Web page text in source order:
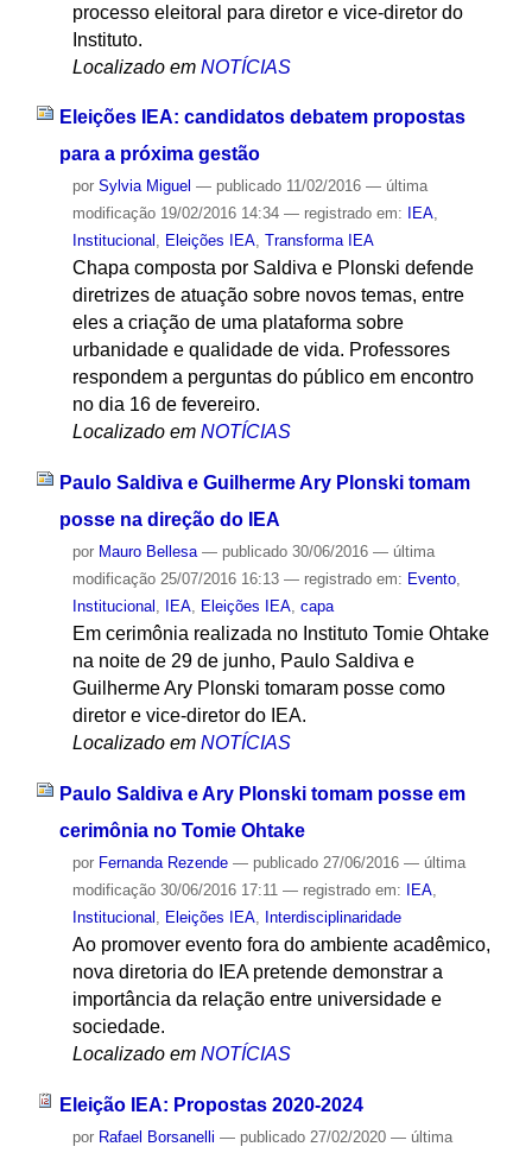
processo eleitoral para diretor e vice-diretor do
Instituto.
Localizado em NOTÍCIAS
Eleições IEA: candidatos debatem propostas
para a próxima gestão
por Sylvia Miguel — publicado11/02/2016 — última
modificação19/02/2016 14:34 — registrado em: IEA,
Institucional , Eleições IEA, Transforma IEA
Chapa composta por Saldiva e Plonski defende
diretrizes de atuação sobre novos temas, entre
eles a criação de uma plataforma sobre
urbanidade e qualidade de vida. Professores
respondem a perguntas do público em encontro
no dia 16 de fevereiro.
Localizado em NOTÍCIAS
Paulo Saldiva e Guilherme Ary Plonski tomam
posse na direção do IEA
por Mauro Bellesa — publicado30/06/2016 — última
modificação25/07/2016 16:13 — registrado em: Evento,
Institucional , IEA, Eleições IEA, capa
Em cerimônia realizada no Instituto Tomie Ohtake
na noite de 29 de junho, Paulo Saldiva e
Guilherme Ary Plonski tomaram posse como
diretor e vice-diretor do IEA.
Localizado em NOTÍCIAS
Paulo Saldiva e Ary Plonski tomam posse em
cerimônia no Tomie Ohtake
por Fernanda Rezende — publicado27/06/2016 — última
modificação30/06/2016 17:11 — registrado em: IEA,
Institucional
Eleições IEA, Interdisciplinaridade
Ao promover evento fora do ambiente acadêmico,
nova diretoria do IEA pretende demonstrar a
importância da relação entre universidade e
sociedade.
Localizado em NOTÍCIAS
Eleição IEA: Propostas 2020-2024
por Rafael Borsanelli — publicado27/02/2020 — última